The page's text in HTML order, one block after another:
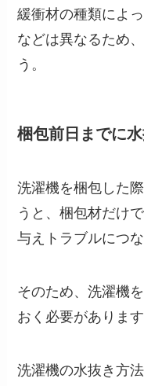
緩衝材の種類によ
などは異なるため
う。
梱包前日までに
洗濯機を梱包した
うと、梱包材だけ
与えトラブルにつな
そのため、洗濯機
おく必要があります
洗濯機の水抜き方